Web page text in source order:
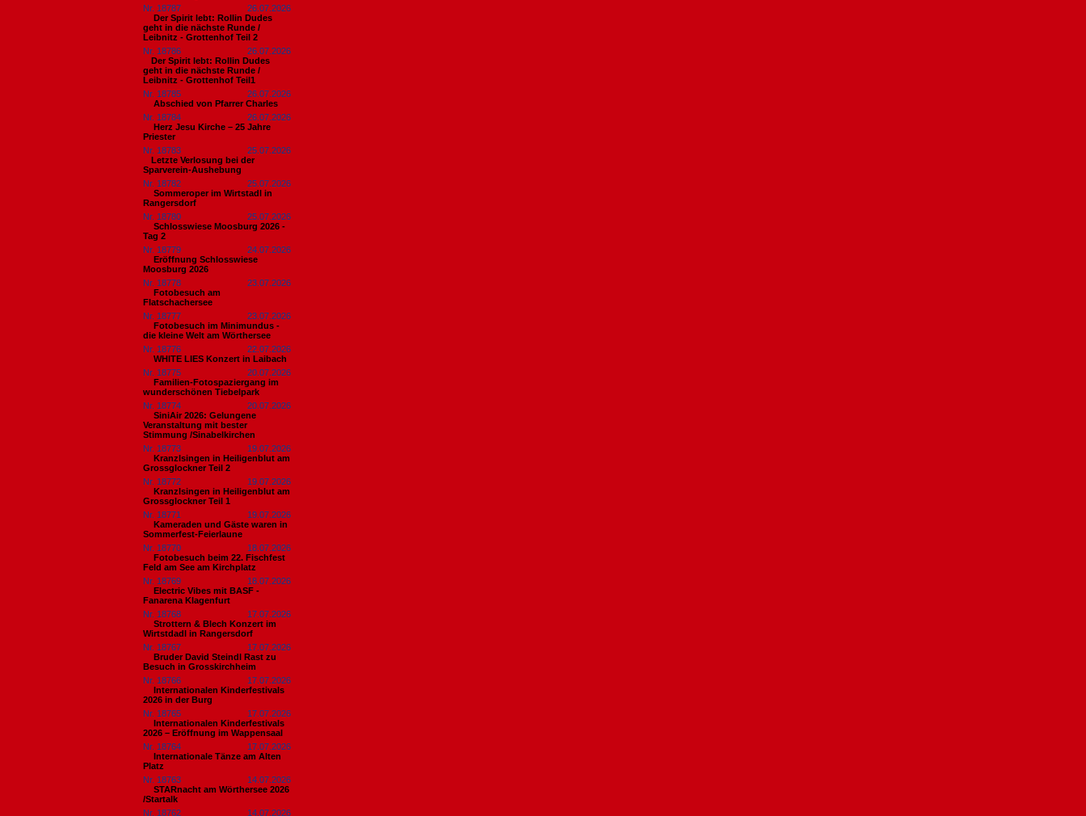
Nr. 18787
26.07.2026
Der Spirit lebt: Rollin Dudes
geht in die nächste Runde /
Leibnitz - Grottenhof Teil 2
Nr. 18786
26.07.2026
​Der Spirit lebt: Rollin Dudes
geht in die nächste Runde /
Leibnitz - Grottenhof Teil1
Nr. 18785
26.07.2026
Abschied von Pfarrer Charles
Nr. 18784
26.07.2026
Herz Jesu Kirche – 25 Jahre
Priester
Nr. 18783
25.07.2026
​Letzte Verlosung bei der
Sparverein-Aushebung
Nr. 18782
25.07.2026
Sommeroper im Wirtstadl in
Rangersdorf
Nr. 18780
25.07.2026
Schlosswiese Moosburg 2026 -
Tag 2
Nr. 18779
24.07.2026
Eröffnung Schlosswiese
Moosburg 2026
Nr. 18778
23.07.2026
Fotobesuch am
Flatschachersee
Nr. 18777
23.07.2026
Fotobesuch im Minimundus -
die kleine Welt am Wörthersee
Nr. 18776
22.07.2026
WHITE LIES Konzert in Laibach
Nr. 18775
20.07.2026
Familien-Fotospaziergang im
wunderschönen Tiebelpark
Nr. 18774
20.07.2026
SiniAir 2026: Gelungene
Veranstaltung mit bester
Stimmung /Sinabelkirchen
Nr. 18773
19.07.2026
Kranzlsingen in Heiligenblut am
Grossglockner Teil 2
Nr. 18772
19.07.2026
Kranzlsingen in Heiligenblut am
Grossglockner Teil 1
Nr. 18771
19.07.2026
Kameraden und Gäste waren in
Sommerfest-Feierlaune
Nr. 18770
18.07.2026
Fotobesuch beim 22. Fischfest
Feld am See am Kirchplatz
Nr. 18769
18.07.2026
Electric Vibes mit BASF -
Fanarena Klagenfurt
Nr. 18768
17.07.2026
Strottern & Blech Konzert im
Wirtstdadl in Rangersdorf
Nr. 18767
17.07.2026
Bruder David Steindl Rast zu
Besuch in Grosskirchheim
Nr. 18766
17.07.2026
Internationalen Kinderfestivals
2026 in der Burg
Nr. 18765
17.07.2026
Internationalen Kinderfestivals
2026 – Eröffnung im Wappensaal
Nr. 18764
17.07.2026
Internationale Tänze am Alten
Platz
Nr. 18763
14.07.2026
STARnacht am Wörthersee 2026
/Startalk
Nr. 18762
14.07.2026